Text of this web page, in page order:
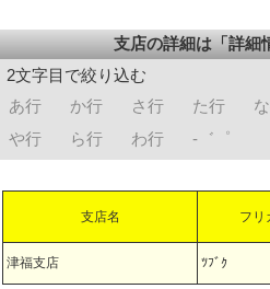
支店の詳細は「詳細
2文字目で絞り込む
あ行 か行 さ行 た行
や行
ら行 わ行 -゛゜
支店名 フリ
津福支店 ﾂﾌﾞｸ